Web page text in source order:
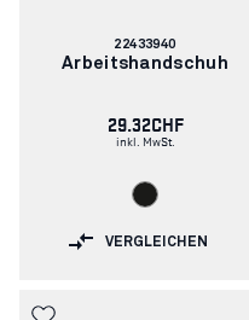
Artikelnummer:
22433940
Arbeitshandschuh
29.32CHF
inkl. MwSt.
VERGLEICHEN